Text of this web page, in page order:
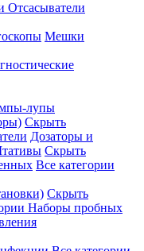
Отсасыватели
Мешки
лупы
Скрыть
Дозаторы и
Скрыть
Все категории
Скрыть
Наборы пробных